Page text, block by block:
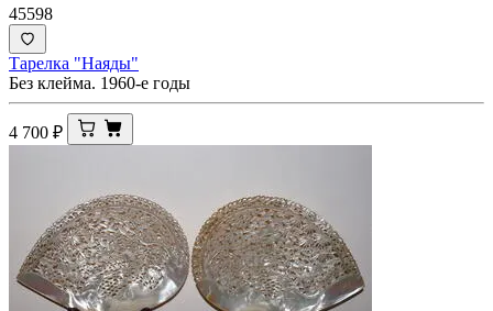
45598
Тарелка "Наяды"
Без клейма. 1960-е годы
4 700 ₽